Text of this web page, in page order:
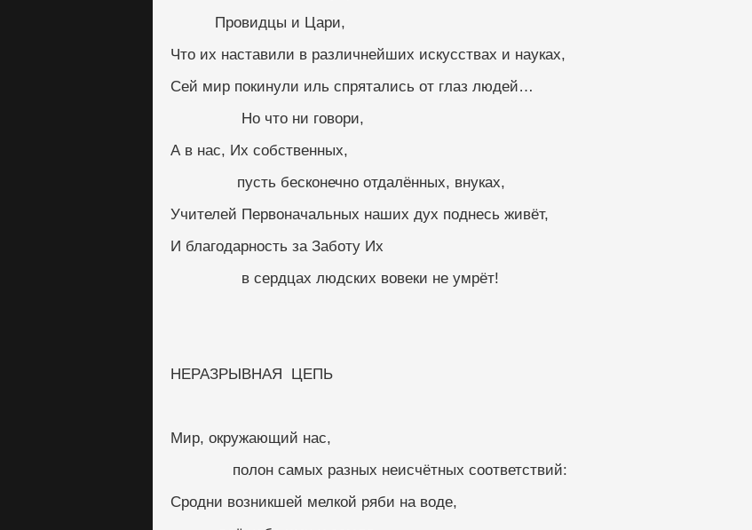
          Провидцы и Цари,
Что их наставили в различнейших искусствах и науках,
Сей мир покинули иль спрятались от глаз людей…
                Но что ни говори,
А в нас, Их собственных,
               пусть бесконечно отдалённых, внуках,
Учителей Первоначальных наших дух поднесь живёт,
И благодарность за Заботу Их
                в сердцах людских вовеки не умрёт!
НЕРАЗРЫВНАЯ  ЦЕПЬ
Мир, окружающий нас,
              полон самых разных неисчётных соответствий:
Сродни возникшей мелкой ряби на воде,